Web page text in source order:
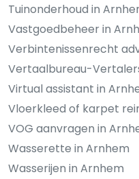
Tuinonderhoud in
Vastgoedbeheer in
Verbintenissenrecht
Vertaalbureau-
Virtual assistant in
Vloerkleed of karpet
VOG aanvragen in
Wasserette in Arnhem
Wasserijen in Arnhem